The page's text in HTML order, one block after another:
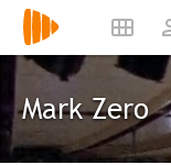
Mark Zero